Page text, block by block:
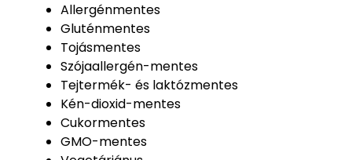
Allergénmentes
Gluténmentes
Tojásmentes
Szójaallergén-mentes
Tejtermék- és laktózmentes
Kén-dioxid-mentes
Cukormentes
GMO-mentes